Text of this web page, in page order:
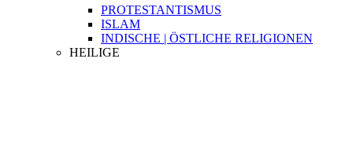
PROTESTANTISMUS
ISLAM
INDISCHE | ÖSTLICHE RELIGIONEN
HEILIGE